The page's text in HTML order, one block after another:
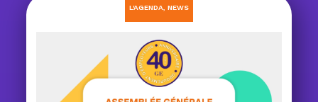
L'AGENDA NEWS